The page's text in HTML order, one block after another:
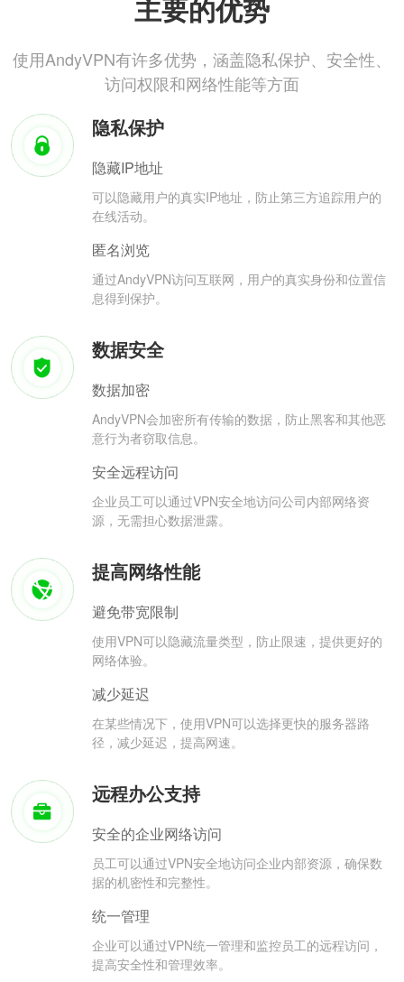
主要的优势
使用AndyVPN有许多优势，涵盖隐私保护、安全性、
访问权限和网络性能等方面
隐私保护
隐藏IP地址
可以隐藏用户的真实IP地址，防止第三方追踪用户的
在线活动。
匿名浏览
通过AndyVPN访问互联网，用户的真实身份和位置信
息得到保护。
数据安全
数据加密
AndyVPN会加密所有传输的数据，防止黑客和其他恶
意行为者窃取信息。
安全远程访问
企业员工可以通过VPN安全地访问公司内部网络资
源，无需担心数据泄露。
提高网络性能
避免带宽限制
使用VPN可以隐藏流量类型，防止限速，提供更好的
网络体验。
减少延迟
在某些情况下，使用VPN可以选择更快的服务器路
径，减少延迟，提高网速。
远程办公支持
安全的企业网络访问
员工可以通过VPN安全地访问企业内部资源，确保数
据的机密性和完整性。
统一管理
企业可以通过VPN统一管理和监控员工的远程访问，
提高安全性和管理效率。